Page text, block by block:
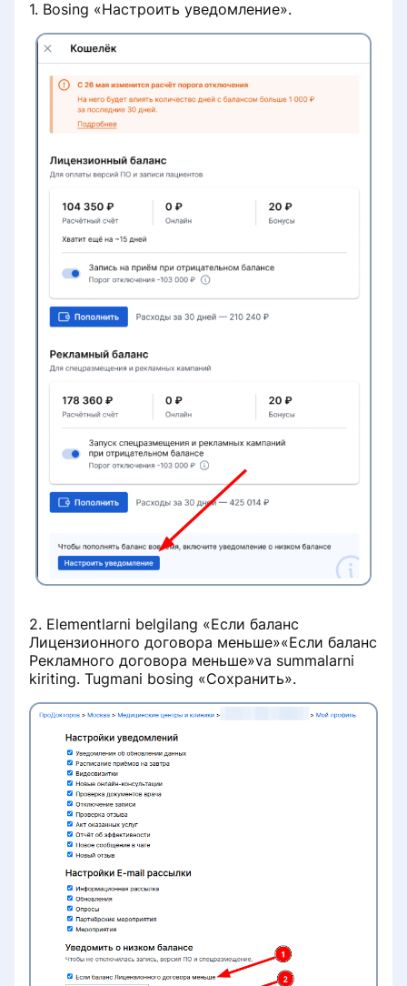
1. Bosing «Настроить уведомление».
2. Elementlarni belgilang «Если баланс
Лицензионного договора меньше»«Если баланс
Рекламного договора меньше»va summalarni
kiriting. Tugmani bosing «Сохранить».